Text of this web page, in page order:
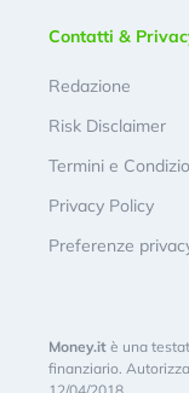
Contatti &
Redazione
Risk Disclaimer
Termini e
Privacy Policy
Preferenze
Money.it è una
finanziario.